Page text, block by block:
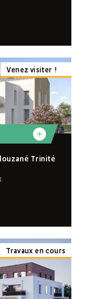
Venez visiter !
Trinité
Travaux en cours